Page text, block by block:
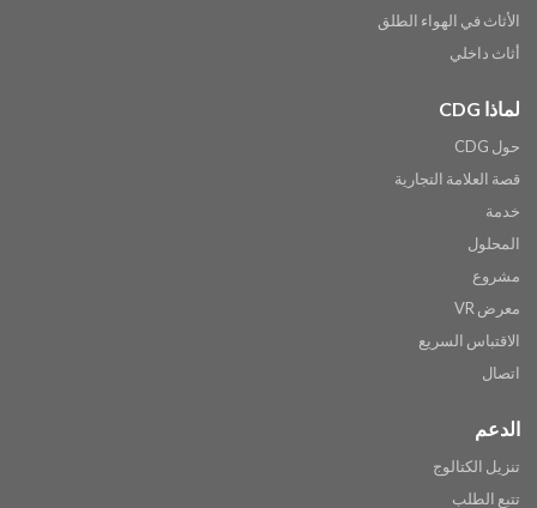
الأثاث في الهواء الطلق
أثاث داخلي
لماذا CDG
حول CDG
قصة العلامة التجارية
خدمة
المحلول
مشروع
معرض VR
الاقتباس السريع
اتصال
الدعم
تنزيل الكتالوج
تتبع الطلب